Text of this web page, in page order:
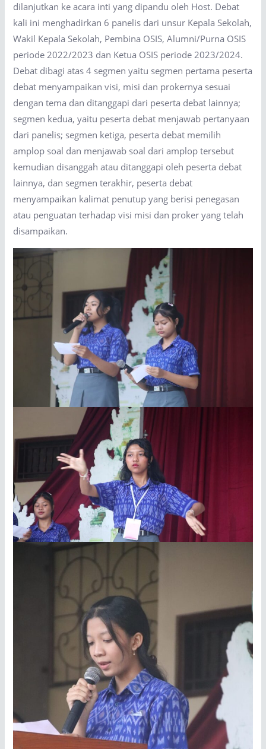
dilanjutkan ke acara inti yang dipandu oleh Host. Debat
kali ini menghadirkan 6 panelis dari unsur Kepala Sekolah,
Wakil Kepala Sekolah, Pembina OSIS, Alumni/Purna OSIS
periode 2022/2023 dan Ketua OSIS periode 2023/2024.
Debat dibagi atas 4 segmen yaitu segmen pertama peserta
debat menyampaikan visi, misi dan prokernya sesuai
dengan tema dan ditanggapi dari peserta debat lainnya;
segmen kedua, yaitu peserta debat menjawab pertanyaan
dari panelis; segmen ketiga, peserta debat memilih
amplop soal dan menjawab soal dari amplop tersebut
kemudian disanggah atau ditanggapi oleh peserta debat
lainnya, dan segmen terakhir, peserta debat
menyampaikan kalimat penutup yang berisi penegasan
atau penguatan terhadap visi misi dan proker yang telah
disampaikan.